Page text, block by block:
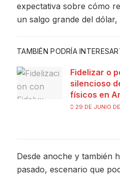
expectativa sobre cómo
un salgo grande del
TAMBIÉN PODRÍA
Fidelizar o
silencioso
físicos en
29 DE JUNIO
Desde anoche y también
pasado, escenario que